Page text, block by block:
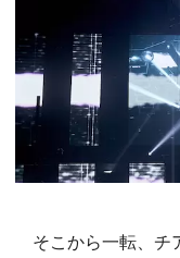
そこから一転、チ